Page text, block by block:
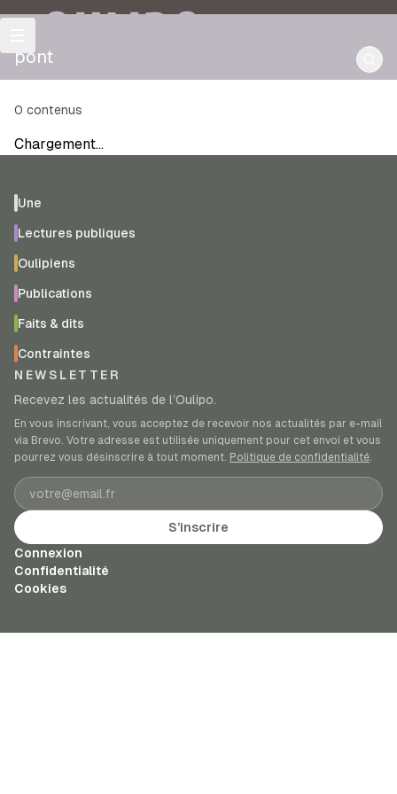
OULIPO
pont
0 contenus
Chargement…
Une
Lectures publiques
Oulipiens
Publications
Faits & dits
Contraintes
NEWSLETTER
Recevez les actualités de l’Oulipo.
En vous inscrivant, vous acceptez de recevoir nos actualités par e-mail
via Brevo. Votre adresse est utilisée uniquement pour cet envoi et vous
pourrez vous désinscrire à tout moment. Politique de confidentialité.
Adresse e-mail
S’inscrire
Connexion
Confidentialité
Cookies